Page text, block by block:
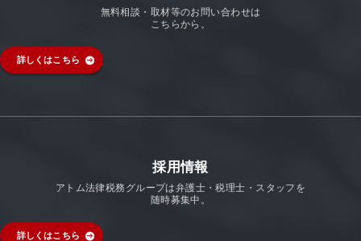
無料相談・取材等のお問い合わせは
こちらから。
詳しくはこちら
採用情報
アトム法律税務グループは弁護士・税理士・スタッフを
随時募集中。
詳しくはこちら